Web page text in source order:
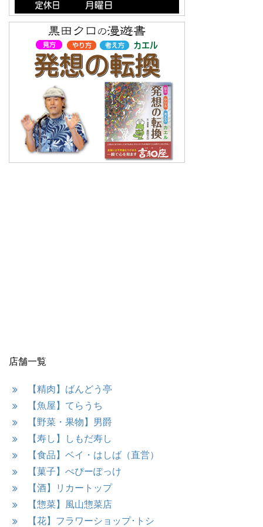
店舗一覧
【精肉】ばんどう亭
【魚屋】てらうち
【野菜・果物】男爵
【寿し】しもだ寿し
【食品】ベイ・はしば（直営）
【菓子】ぺぴーぽっけ
【酒】リカートップ
【惣菜】風山惣菜店
【花】フラワーショップ･トシ